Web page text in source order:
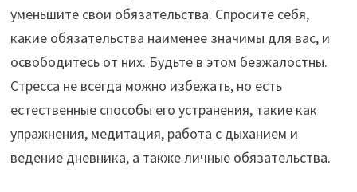
уменьшите свои обязательства. Спросите себя,
какие обязательства наименее значимы для вас, и
освободитесь от них. Будьте в этом безжалостны.
Стресса не всегда можно избежать, но есть
естественные способы его устранения, такие как
упражнения, медитация, работа с дыханием и
ведение дневника, а также личные обязательства.